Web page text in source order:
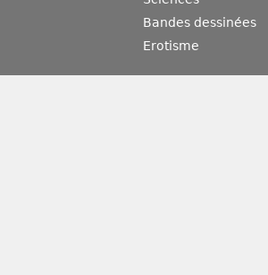
Bandes dessinées
Erotisme